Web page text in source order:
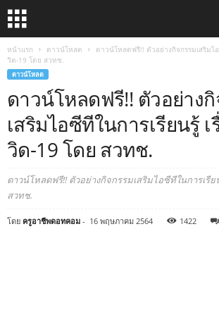
หน้าแรก ดาวน์โหลด
ดาวน์โหลดฟรี!! ตัวอย่างกิจกรรมเสริมไอ
วิด-19 โดย สวทช.
ดาวน์โหลด
ดาวน์โหลดฟรี!! ตัวอย่าง
เสริมไอซีทีในการเรียนรู้ เ
วิด-19 โดย สวทช.
ดาวน์โหลดฟรี!! ตัวอย่างกิจกรรมเสริมไอซีทีในการเรีย
สวทช.
โดย ครูอาชีพดอทคอม - 16 พฤษภาคม 2564 1422